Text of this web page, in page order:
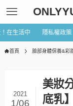
在生活中 隱私權政策
首頁 臉部身體保養&彩
美妝
底乳
2021
1/06